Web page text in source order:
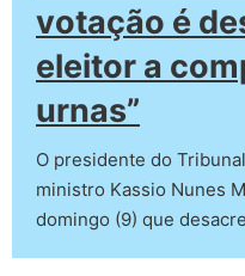
votação é
eleitor a
urnas”
O presidente do
ministro Kassio Nunes
domingo (9) que